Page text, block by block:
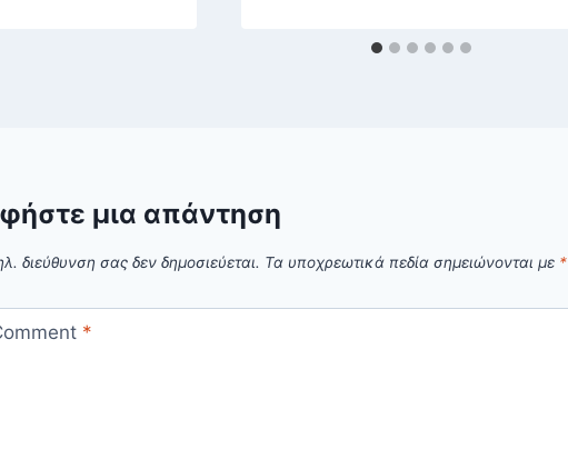
μια απάντηση
διεύθυνση σας δεν δημοσιεύεται. Τα υποχρεωτικά πεδία σημειώνονται με *
*